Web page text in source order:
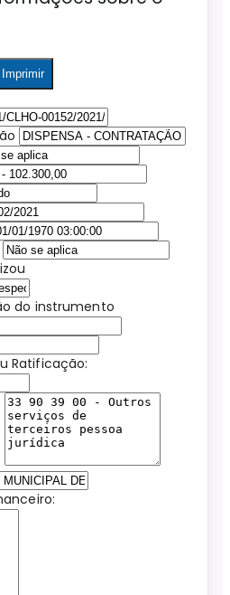
Imprimir
do instrumento
Ratificação: